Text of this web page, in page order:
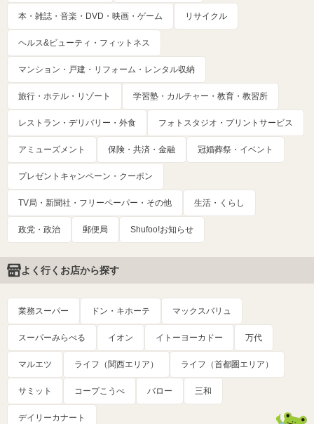
本・雑誌・音楽・DVD・映画・ゲーム リサイクル
ヘルス&ビューティ・フィットネス
マンション・戸建・リフォーム・レンタル収納
旅行・ホテル・リゾート 学習塾・カルチャー・教育・教習所
レストラン・デリバリー・外食 フォトスタジオ・プリントサービス
アミューズメント 保険・共済・金融 冠婚葬祭・イベント
プレゼントキャンペーン・クーポン
TV局・新聞社・フリーペーパー・その他 生活・くらし
政党・政治 郵便局 Shufoo!お知らせ
よく行くお店から探す
業務スーパー ドン・キホーテ マックスバリュ
スーパーみらべる イオン イトーヨーカドー 万代
マルエツ ライフ（関西エリア） ライフ（首都圏エリア）
サミット コープこうべ バロー 三和
デイリーカナート